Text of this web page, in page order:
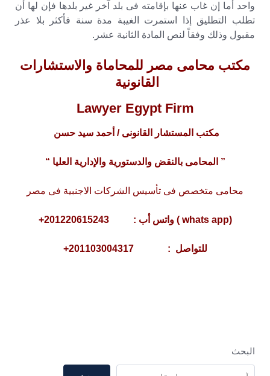
واحد أما إن غاب عنها بإقامته فى بلد آخر غير بلدها فإن لها أن
تطلب التطليق إذا استمرت الغيبة مدة سنة فأكثر بلا عذر
مقبول وذلك وفقاً لنص المادة الثانية عشر.
مكتب محامى مصر للمحاماة والاستشارات
القانونية
Lawyer Egypt Firm
مكتب المستشار القانونى / أحمد سيد حسن
” المحامى بالنقض والدستورية والإدارية العليا “
محامى متخصص فى تأسيس الشركات الاجنبية فى مصر
(whats app ) واتس أب : 201220615243+
للتواصل : 201103004317+
البحث